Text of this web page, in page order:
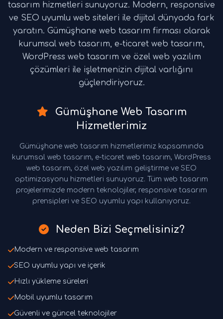
tasarım hizmetleri sunuyoruz. Modern, responsive
ve SEO uyumlu web siteleri ile dijital dünyada fark
yaratın. Gümüşhane web tasarım firması olarak
kurumsal web tasarım, e-ticaret web tasarım,
WordPress web tasarım ve özel web yazılım
çözümleri ile işletmenizin dijital varlığını
güçlendiriyoruz.
Gümüşhane Web Tasarım
Hizmetlerimiz
Gümüşhane web tasarım hizmetlerimiz kapsamında
kurumsal web tasarım, e-ticaret web tasarım, WordPress
web tasarım, özel web yazılım geliştirme ve SEO
optimizasyonu hizmetleri sunuyoruz. Tüm web tasarım
projelerimizde modern teknolojiler, responsive tasarım
prensipleri ve SEO uyumlu yapı kullanıyoruz.
Neden Bizi Seçmelisiniz?
Modern ve responsive web tasarım
SEO uyumlu yapı ve içerik
Hızlı yükleme süreleri
Mobil uyumlu tasarım
Güvenli ve güncel teknolojiler